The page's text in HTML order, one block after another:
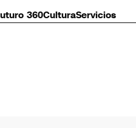
360CulturaServicios